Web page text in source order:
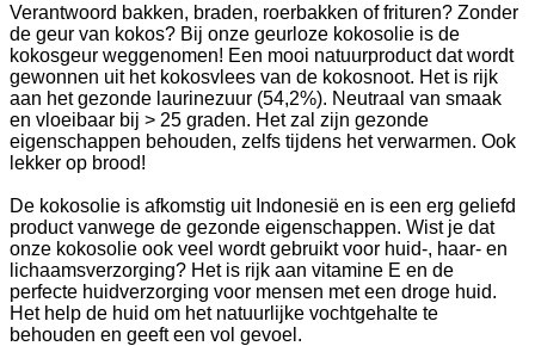
Verantwoord bakken, braden, roerbakken of frituren? Zonder
de geur van kokos? Bij onze geurloze kokosolie is de
kokosgeur weggenomen! Een mooi natuurproduct dat wordt
gewonnen uit het kokosvlees van de kokosnoot. Het is rijk
aan het gezonde laurinezuur (54,2%). Neutraal van smaak
en vloeibaar bij > 25 graden. Het zal zijn gezonde
eigenschappen behouden, zelfs tijdens het verwarmen. Ook
lekker op brood!
De kokosolie is afkomstig uit Indonesië en is een erg geliefd
product vanwege de gezonde eigenschappen. Wist je dat
onze kokosolie ook veel wordt gebruikt voor huid-, haar- en
lichaamsverzorging? Het is rijk aan vitamine E en de
perfecte huidverzorging voor mensen met een droge huid.
Het help de huid om het natuurlijke vochtgehalte te
behouden en geeft een vol gevoel.